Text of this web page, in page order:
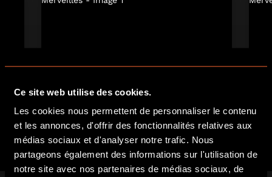
Ce site web utilise des cookies.
Les cookies nous permettent de personnaliser le contenu
et les annonces, d'offrir des fonctionnalités relatives aux
médias sociaux et d'analyser notre trafic. Nous
partageons également des informations sur l'utilisation de
notre site avec nos partenaires de médias sociaux, de